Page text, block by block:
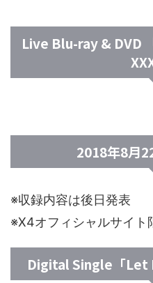
Live Blu-ray & DVD
2018年8月
※収録内容は後日発表
※X4オフィシャルサイト
Digital Single「Let